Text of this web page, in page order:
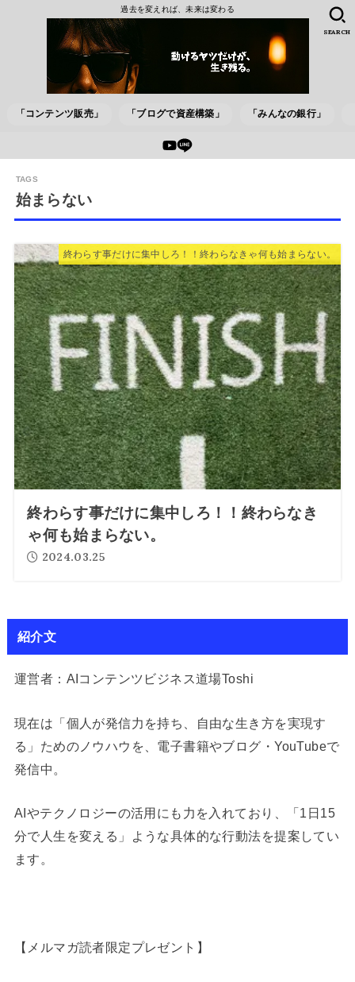
過去を変えれば、未来は変わる
「コンテンツ販売」 「ブログで資産構築」 「みんなの銀行」
SEARCH
始まらない
終わらす事だけに集中しろ！！終わらなきゃ何も始まらない。
終わらす事だけに集中しろ！！終わらなき
ゃ何も始まらない。
2024.03.25
紹介文
運営者：AIコンテンツビジネス道場Toshi
現在は「個人が発信力を持ち、自由な生き方を実現す
る」ためのノウハウを、電子書籍やブログ・YouTubeで
発信中。
AIやテクノロジーの活用にも力を入れており、「1日15
分で人生を変える」ような具体的な行動法を提案してい
ます。
【メルマガ読者限定プレゼント】